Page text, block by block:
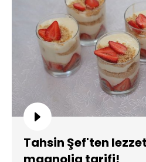
Tahsin Şef'ten